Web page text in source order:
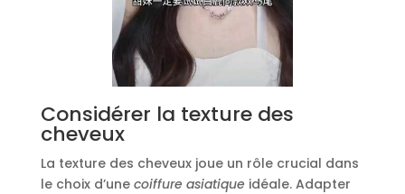
Considérer la texture des
cheveux
La texture des cheveux joue un rôle crucial dans
le choix d’une coiffure asiatique idéale. Adapter